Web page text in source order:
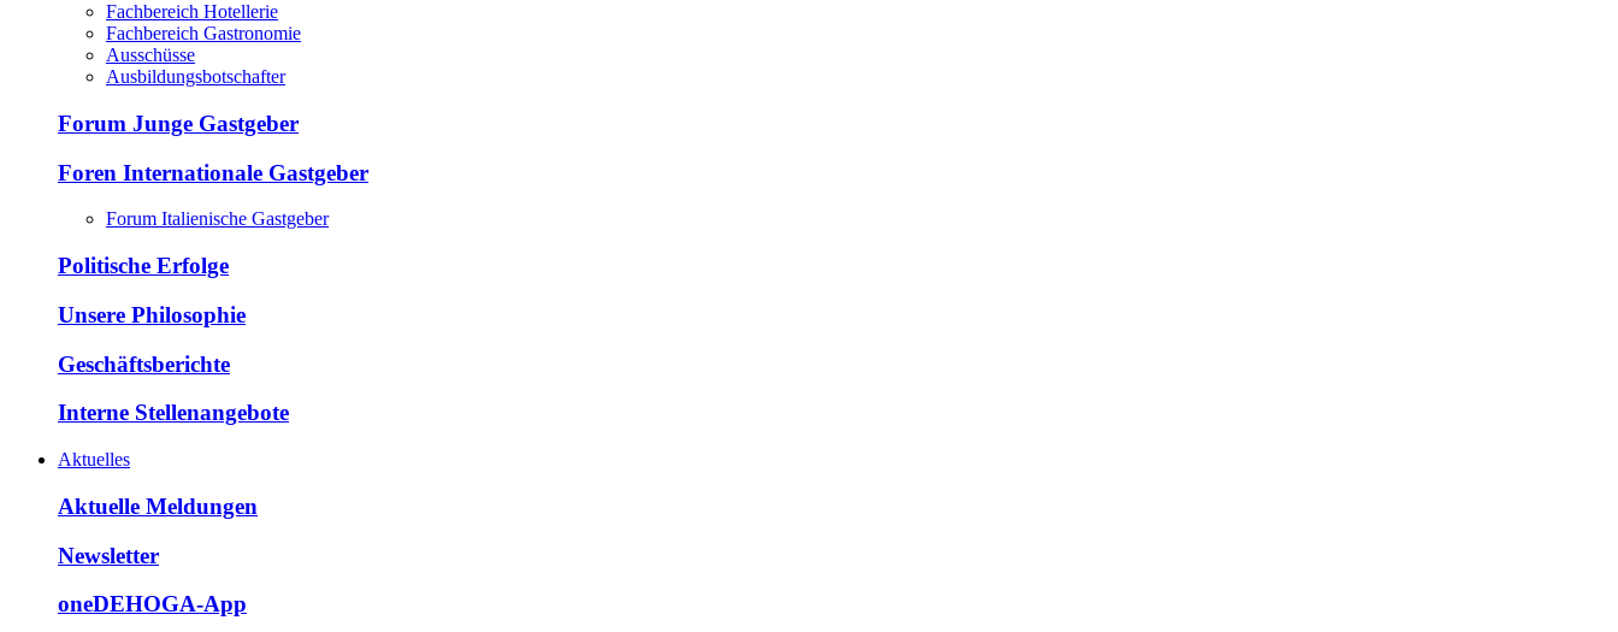
Fachbereich Hotellerie
Fachbereich Gastronomie
Ausschüsse
Ausbildungsbotschafter
Forum Junge Gastgeber
Foren Internationale Gastgeber
Forum Italienische Gastgeber
Politische Erfolge
Unsere Philosophie
Geschäftsberichte
Interne Stellenangebote
Aktuelles
Aktuelle Meldungen
Newsletter
oneDEHOGA-App